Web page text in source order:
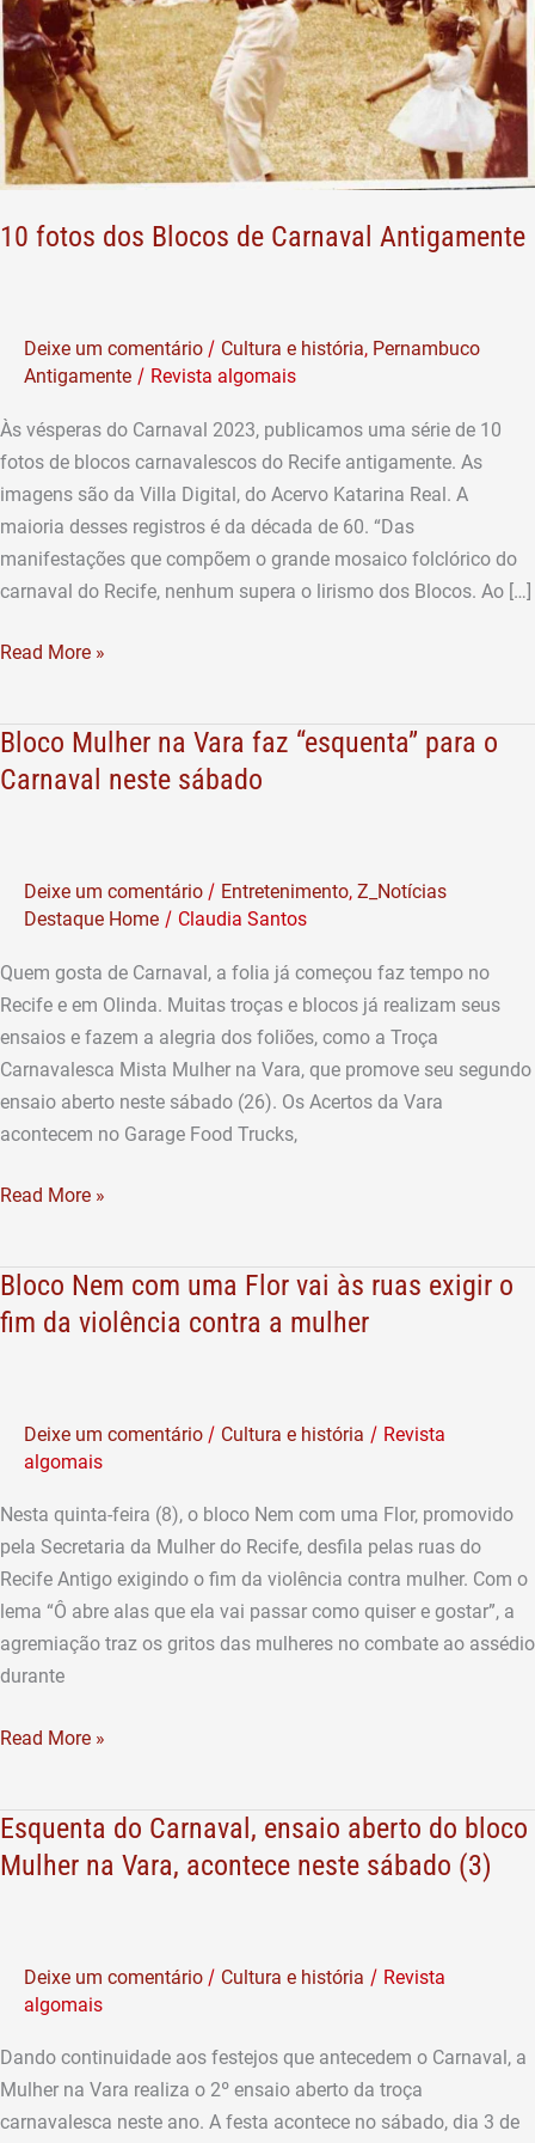
10 fotos dos Blocos de Carnaval Antigamente
Deixe um comentário / Cultura e história, Pernambuco
Antigamente / Revista algomais
Às vésperas do Carnaval 2023, publicamos uma série de 10
fotos de blocos carnavalescos do Recife antigamente. As
imagens são da Villa Digital, do Acervo Katarina Real. A
maioria desses registros é da década de 60. “Das
manifestações que compõem o grande mosaico folclórico do
carnaval do Recife, nenhum supera o lirismo dos Blocos. Ao […]
Antigamente
Read More »
Bloco Mulher na Vara faz “esquenta” para o
Carnaval neste sábado
Deixe um comentário / Entretenimento, Z_Notícias
Destaque Home / Claudia Santos
Quem gosta de Carnaval, a folia já começou faz tempo no
Recife e em Olinda. Muitas troças e blocos já realizam seus
ensaios e fazem a alegria dos foliões, como a Troça
Carnavalesca Mista Mulher na Vara, que promove seu segundo
ensaio aberto neste sábado (26). Os Acertos da Vara
acontecem no Garage Food Trucks,
Bloco
Mulher
“esquenta”
o
Carnaval
neste
sábado
Read More »
Bloco Nem com uma Flor vai às ruas exigir o
fim da violência contra a mulher
Deixe um comentário / Cultura e história / Revista
algomais
Nesta quinta-feira (8), o bloco Nem com uma Flor, promovido
pela Secretaria da Mulher do Recife, desfila pelas ruas do
Recife Antigo exigindo o fim da violência contra mulher. Com o
lema “Ô abre alas que ela vai passar como quiser e gostar”, a
agremiação traz os gritos das mulheres no combate ao assédio
durante
Bloco
Nem
ruas
exigir
o
fim
da
violência
a
Read More »
Esquenta do Carnaval, ensaio aberto do bloco
Mulher na Vara, acontece neste sábado (3)
Deixe um comentário / Cultura e história / Revista
algomais
Dando continuidade aos festejos que antecedem o Carnaval, a
Mulher na Vara realiza o 2º ensaio aberto da troça
carnavalesca neste ano. A festa acontece no sábado, dia 3 de
Esquenta
do
bloco
Mulher
na
Vara,